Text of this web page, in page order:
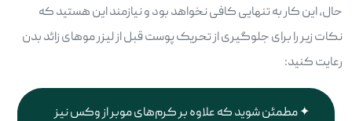
حال، این کار به تنهایی کافی نخواهد بود و نیازمند این هستید که
نکات زیر را برای جلوگیری از تحریک پوست قبل از لیزر موهای زائد بدن
رعایت کنید:
مطمئن شوید که علاوه بر کرم‌های موبر از وکس نیز